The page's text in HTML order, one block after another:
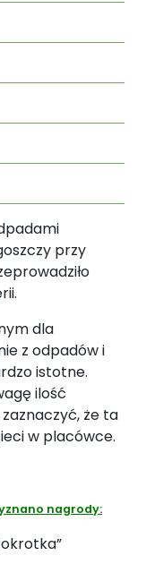
przy
dla
z odpadów i
istotne.
ilość
że ta
w placówce.
nagrody: